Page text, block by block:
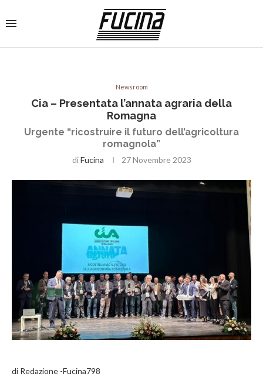
Newsroom
Cia – Presentata l’annata agraria della
Romagna
Urgente “ricostruire il futuro dell’agricoltura
romagnola”
diFucina 27 Novembre 2023
di Redazione -Fucina798